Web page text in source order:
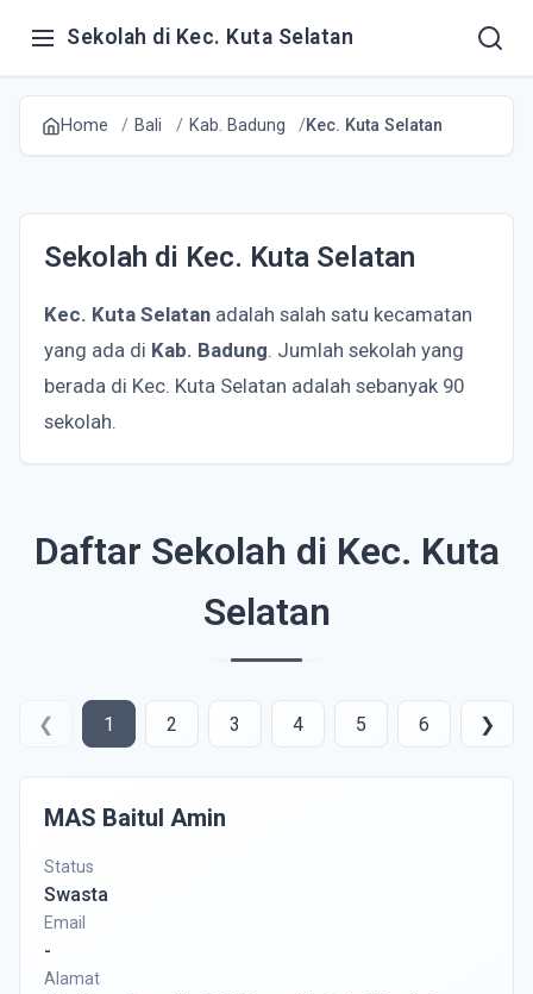
Sekolah di Kec. Kuta Selatan
Home Bali Kab. Badung Kec. Kuta Selatan
Sekolah di Kec. Kuta Selatan
Kec. Kuta Selatan adalah salah satu kecamatan
yang ada di Kab. Badung. Jumlah sekolah yang
berada di Kec. Kuta Selatan adalah sebanyak 90
sekolah.
Daftar Sekolah di Kec. Kuta
Selatan
❮ 1 2 3 4 5 6 ❯
MAS Baitul Amin
Status
Swasta
Email
-
Alamat